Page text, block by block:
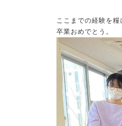
ここまでの経験を
卒業おめでとう。